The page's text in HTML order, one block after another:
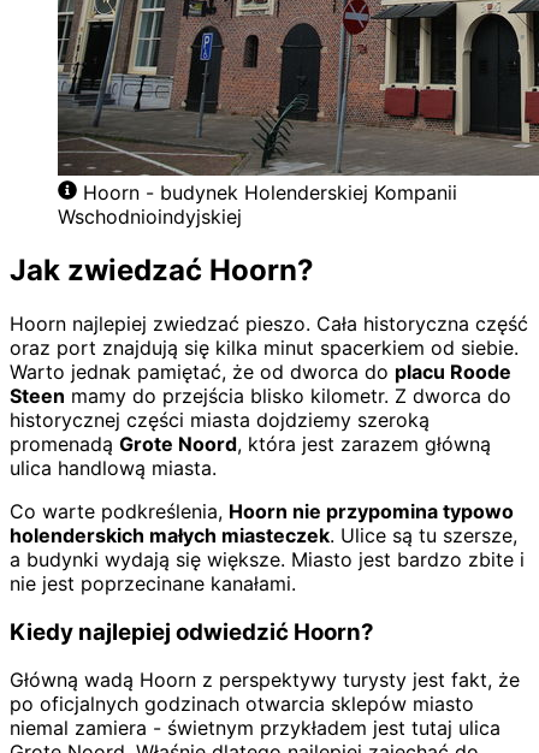
Hoorn - budynek Holenderskiej Kompanii
Wschodnioindyjskiej
Jak zwiedzać Hoorn?
Hoorn najlepiej zwiedzać pieszo. Cała historyczna część
oraz port znajdują się kilka minut spacerkiem od siebie.
Warto jednak pamiętać, że od dworca do placu Roode
Steen mamy do przejścia blisko kilometr. Z dworca do
historycznej części miasta dojdziemy szeroką
promenadą Grote Noord, która jest zarazem główną
ulica handlową miasta.
Co warte podkreślenia, Hoorn nie przypomina typowo
holenderskich małych miasteczek. Ulice są tu szersze,
a budynki wydają się większe. Miasto jest bardzo zbite i
nie jest poprzecinane kanałami.
Kiedy najlepiej odwiedzić Hoorn?
Główną wadą Hoorn z perspektywy turysty jest fakt, że
po oficjalnych godzinach otwarcia sklepów miasto
niemal zamiera - świetnym przykładem jest tutaj ulica